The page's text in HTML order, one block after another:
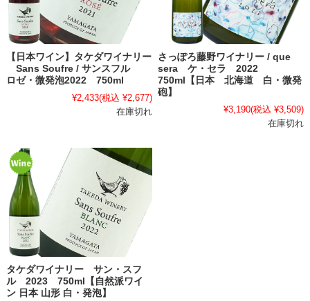
【日本ワイン】タケダワイナリー
Sans Soufre / サンスフル
ロゼ・微発泡2022 750ml
¥2,433(税込 ¥2,677)
在庫切れ
さっぽろ藤野ワイナリー / que
sera ケ・セラ 2022
750ml【日本 北海道 白・微発
砲】
¥3,190(税込 ¥3,509)
在庫切れ
タケダワイナリー サン・スフ
ル 2023 750ml【自然派ワイ
ン 日本 山形 白・発泡】